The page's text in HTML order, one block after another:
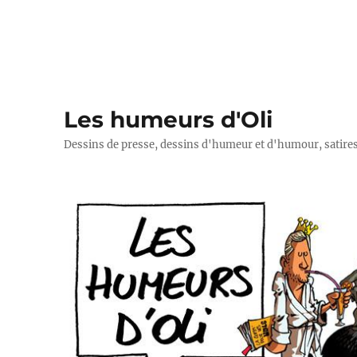
Les humeurs d'Oli
Dessins de presse, dessins d'humeur et d'humour,